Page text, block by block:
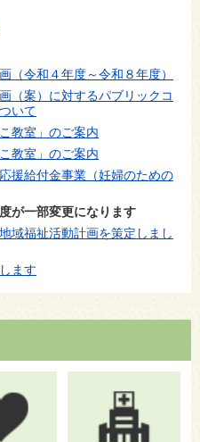
（令和４年度～令和８年度）
（案）に対するパブリックコ
いて
教室」のご案内
教室」のご案内
援給付金事業（妊婦のための
が一部変更になります
域福祉活動計画を策定しまし
ます